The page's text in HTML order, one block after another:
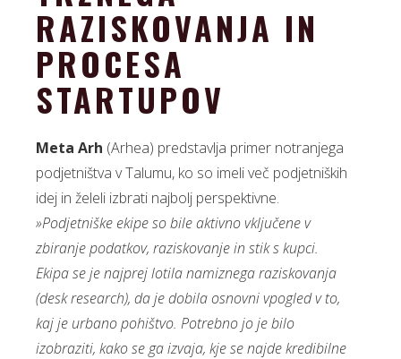
RAZISKOVANJA IN
PROCESA
STARTUPOV
Meta Arh (Arhea) predstavlja primer notranjega
podjetništva v Talumu, ko so imeli več podjetniških
idej in želeli izbrati najbolj perspektivne.
»Podjetniške ekipe so bile aktivno vključene v
zbiranje podatkov, raziskovanje in stik s kupci.
Ekipa se je najprej lotila namiznega raziskovanja
(desk research), da je dobila osnovni vpogled v to,
kaj je urbano pohištvo. Potrebno jo je bilo
izobraziti, kako se ga izvaja, kje se najde kredibilne